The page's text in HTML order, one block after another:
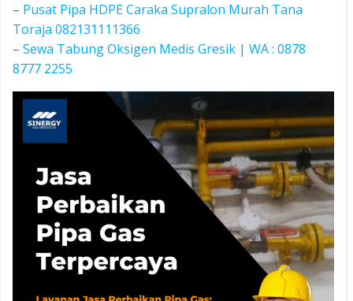
– Pusat Pipa HDPE Caraka Supralon Murah Tana
Toraja 082131111366
– Sewa Tabung Oksigen Medis Gresik | WA : 0878
8777 2255